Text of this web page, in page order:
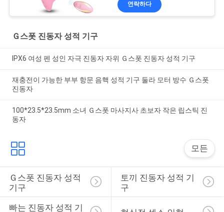
연락하다
Ｇ스폿 진동자 성적 기구
IPX6 여성 펜 성인 자극 진동자 자위 Ｇ스폿 진동자 성적 기구
재충전이 가능한 부부 항문 음핵 성적 기구 둘라 모터 방수 Ｇ스폿
진동자
100*23.5*23.5mm 소녀 Ｇ스폿 마사지사 초보자 작은 립스틱 진
동자
모든
Ｇ스폿 진동자 성적
기구
토끼 진동자 성적 기
구
빠는 진동자 성적 기